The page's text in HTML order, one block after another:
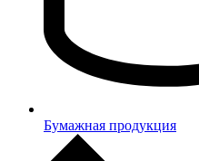
Бумажная продукция